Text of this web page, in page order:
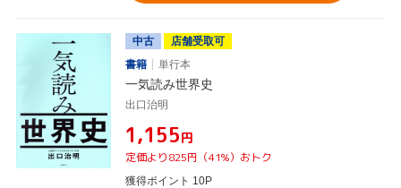
中古
店舗受取可
書籍
単行本
一気読み世界史
出口治明
¥1,155円
定価より825円（41%）おトク
獲得ポイント 10P